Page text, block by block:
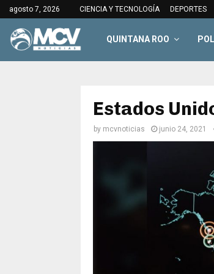
agosto 7, 2026 CIENCIA Y TECNOLOGÍA DEPORTES
QUINTANA ROO
Estados
by mcvnoticias junio 24, 2021